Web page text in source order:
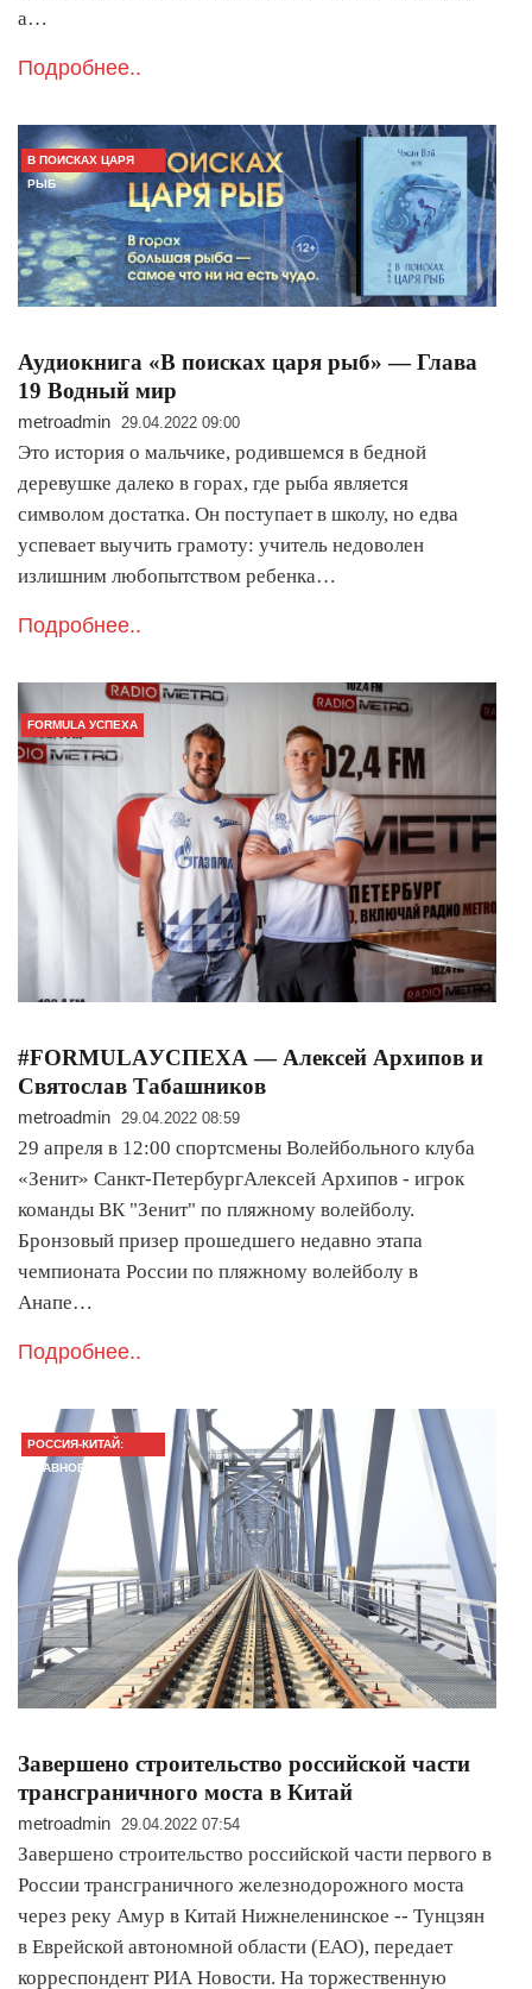
а…
Подробнее..
В ПОИСКАХ ЦАРЯ
РЫБ
Аудиокнига «В поисках царя рыб» — Глава
19 Водный мир
metroadmin 29.04.2022 09:00
Это история о мальчике, родившемся в бедной
деревушке далеко в горах, где рыба является
символом достатка. Он поступает в школу, но едва
успевает выучить грамоту: учитель недоволен
излишним любопытством ребенка…
Подробнее..
FORMULA УСПЕХА
#FORMULAУСПЕХА — Алексей Архипов и
Святослав Табашников
metroadmin 29.04.2022 08:59
29 апреля в 12:00 спортсмены Волейбольного клуба
«Зенит» Санкт-ПетербургАлексей Архипов - игрок
команды ВК "Зенит" по пляжному волейболу.
Бронзовый призер прошедшего недавно этапа
чемпионата России по пляжному волейболу в
Анапе…
Подробнее..
РОССИЯ-КИТАЙ:
ГЛАВНОЕ
Завершено строительство российской части
трансграничного моста в Китай
metroadmin 29.04.2022 07:54
Завершено строительство российской части первого в
России трансграничного железнодорожного моста
через реку Амур в Китай Нижнеленинское -- Тунцзян
в Еврейской автономной области (ЕАО), передает
корреспондент РИА Новости. На торжественную